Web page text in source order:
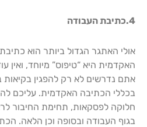
4.כתיבת העבודה
אולי האתגר הגדול ביותר הוא
האקדמית היא “טיפוס” מיוחד, ואין
אתם נדרשים לא רק להפגין
בכללי הכתיבה האקדמית. עליכם
חלוקה לפסקאות, תחימת החיבור
בגוף העבודה ובסופה וכן הלאה.